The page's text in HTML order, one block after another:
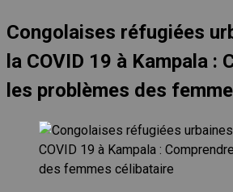
Congolaises réfugiées
la COVID 19 à Kampala :
les problèmes des